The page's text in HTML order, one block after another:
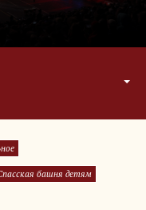
башня детям